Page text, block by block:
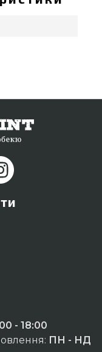
Поінт. Найкращі
для квітів в
0(800) 337-
- 18:00
ПН - НД